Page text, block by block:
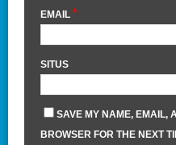
EMAIL *
SITUS
SAVE MY NAME, EMAIL,
BROWSER FOR THE NEXT